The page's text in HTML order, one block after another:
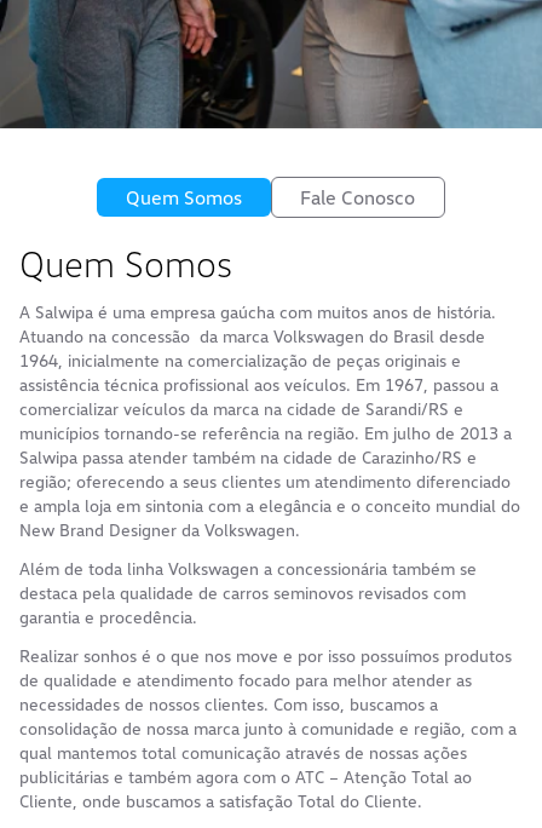
Quem Somos Fale Conosco
Quem Somos
A Salwipa é uma empresa gaúcha com muitos anos de história.
Atuando na concessão da marca Volkswagen do Brasil desde
1964, inicialmente na comercialização de peças originais e
assistência técnica profissional aos veículos. Em 1967, passou a
comercializar veículos da marca na cidade de Sarandi/RS e
municípios tornando-se referência na região. Em julho de 2013 a
Salwipa passa atender também na cidade de Carazinho/RS e
região; oferecendo a seus clientes um atendimento diferenciado
e ampla loja em sintonia com a elegância e o conceito mundial do
New Brand Designer da Volkswagen.
Além de toda linha Volkswagen a concessionária também se
destaca pela qualidade de carros seminovos revisados com
garantia e procedência.
Realizar sonhos é o que nos move e por isso possuímos produtos
de qualidade e atendimento focado para melhor atender as
necessidades de nossos clientes. Com isso, buscamos a
consolidação de nossa marca junto à comunidade e região, com a
qual mantemos total comunicação através de nossas ações
publicitárias e também agora com o ATC – Atenção Total ao
Cliente, onde buscamos a satisfação Total do Cliente.